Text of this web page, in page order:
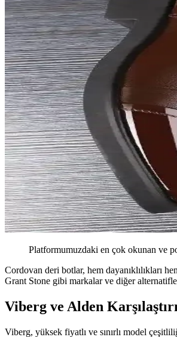
Platformumuzdaki en çok okunan ve
Cordovan deri botlar, hem dayanıklılıkları
Grant Stone gibi markalar ve diğer
Viberg ve Alden
Viberg, yüksek fiyatlı ve sınırlı model